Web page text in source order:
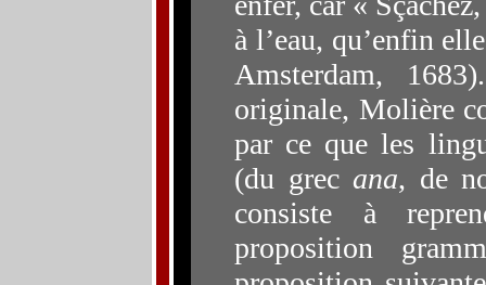
à l’eau, qu’enfin
Amsterdam,
originale, Molière
par ce que les
(du grec ana, de
consiste à
proposition